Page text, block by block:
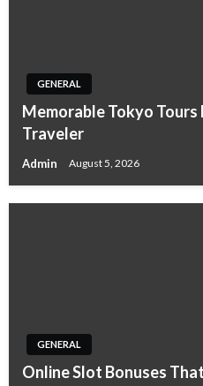
GENERAL
Memorable Tokyo Tours
Traveler
Admin August 5, 2026
GENERAL
Online Slot Bonuses